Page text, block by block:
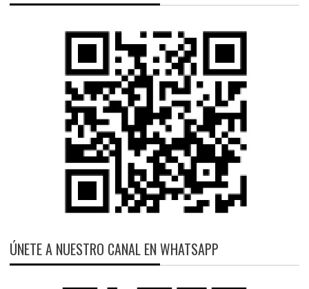
ÚNETE A NUESTRO CANAL EN WHATSAPP